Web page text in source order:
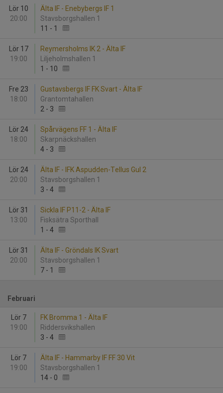
Lör 10
20:00
Älta IF - Enebybergs IF 1
Stavsborgshallen 1
11 - 1
Lör 17
19:00
Reymersholms IK 2 - Älta IF
Liljeholmshallen 1
1 - 10
Fre 23
18:00
Gustavsbergs IF FK Svart - Älta IF
Grantomtahallen
2 - 3
Lör 24
18:00
Spårvägens FF 1 - Älta IF
Skarpnäckshallen
4 - 3
Lör 24
20:00
Älta IF - IFK Aspudden-Tellus Gul 2
Stavsborgshallen 1
3 - 4
Lör 31
13:00
Sickla IF P11-2 - Älta IF
Fisksätra Sporthall
1 - 4
Lör 31
20:00
Älta IF - Gröndals IK Svart
Stavsborgshallen 1
7 - 1
Februari
Lör 7
19:00
FK Bromma 1 - Älta IF
Riddersvikshallen
3 - 4
Lör 7
19:00
Älta IF - Hammarby IF FF 30 Vit
Stavsborgshallen 1
14 - 0